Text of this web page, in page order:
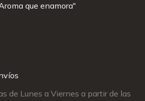
que enamora"
de Lunes a Viernes a partir de las